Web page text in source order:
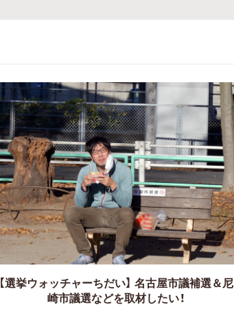
【選挙ウォッチャーちだい】 名古屋市議補選＆尼
崎市議選などを取材したい！